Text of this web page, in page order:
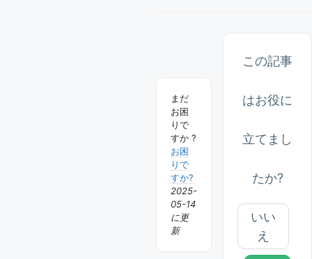
シ
ョ
ン
まだ
お困
りで
すか ?
お困
りで
すか?
2025-
05-14
に更
新
この記事
はお役に
立てまし
たか?
いい
え